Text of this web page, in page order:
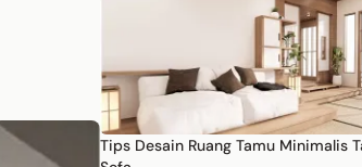
Tips Desain Ruang Tamu Minimalis